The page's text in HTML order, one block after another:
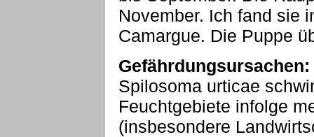
November. Ich fand sie
Camargue. Die Puppe
Gefährdungsursachen:
Spilosoma urticae
Feuchtgebiete infolge
(insbesondere